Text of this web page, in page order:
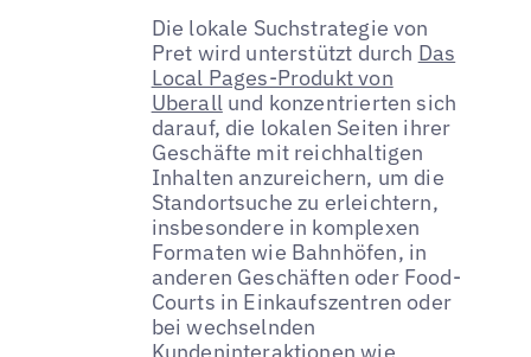
Die lokale Suchstrategie von
Pret wird unterstützt durch Das
Local Pages-Produkt von
Uberallund konzentrierten sich
darauf, die lokalen Seiten ihrer
Geschäfte mit reichhaltigen
Inhalten anzureichern, um die
Standortsuche zu erleichtern,
insbesondere in komplexen
Formaten wie Bahnhöfen, in
anderen Geschäften oder Food-
Courts in Einkaufszentren oder
bei wechselnden